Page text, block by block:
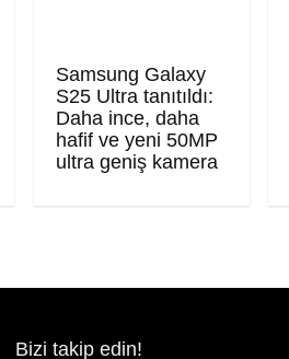
Samsung Galaxy
S25 Ultra tanıtıldı:
Daha ince, daha
hafif ve yeni 50MP
ultra geniş kamera
Bizi takip edin!